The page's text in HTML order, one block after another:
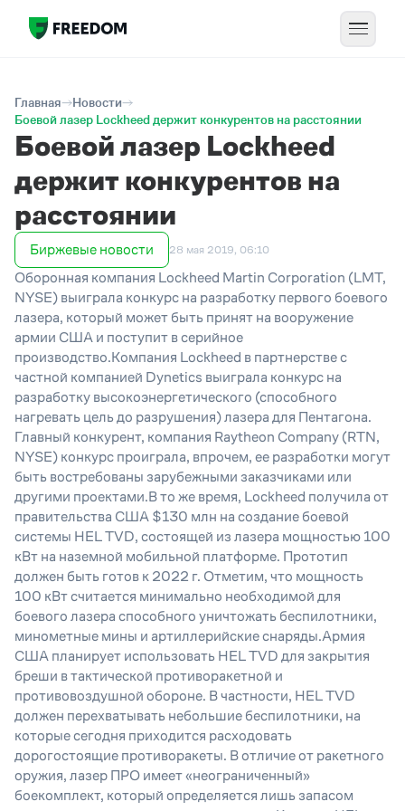
Главная
Новости
Боевой лазер Lockheed держит конкурентов на расстоянии
Боевой лазер Lockheed
держит конкурентов на
расстоянии
Биржевые новости 28 мая 2019, 06:10
Оборонная компания Lockheed Martin Corporation (LMT,
NYSE) выиграла конкурс на разработку первого боевого
лазера, который может быть принят на вооружение
армии США и поступит в серийное
производство.Компания Lockheed в партнерстве с
частной компанией Dynetics выиграла конкурс на
разработку высокоэнергетического (способного
нагревать цель до разрушения) лазера для Пентагона.
Главный конкурент, компания Raytheon Company (RTN,
NYSE) конкурс проиграла, впрочем, ее разработки могут
быть востребованы зарубежными заказчиками или
другими проектами.В то же время, Lockheed получила от
правительства США $130 млн на создание боевой
системы HEL TVD, состоящей из лазера мощностью 100
кВт на наземной мобильной платформе. Прототип
должен быть готов к 2022 г. Отметим, что мощность
100 кВт считается минимально необходимой для
боевого лазера способного уничтожать беспилотники,
минометные мины и артиллерийские снаряды.Армия
США планирует использовать HEL TVD для закрытия
бреши в тактической противоракетной и
противовоздушной обороне. В частности, HEL TVD
должен перехватывать небольшие беспилотники, на
которые сегодня приходится расходовать
дорогостоящие противоракеты. В отличие от ракетного
оружия, лазер ПРО имеет «неограниченный»
боекомплект, который определяется лишь запасом